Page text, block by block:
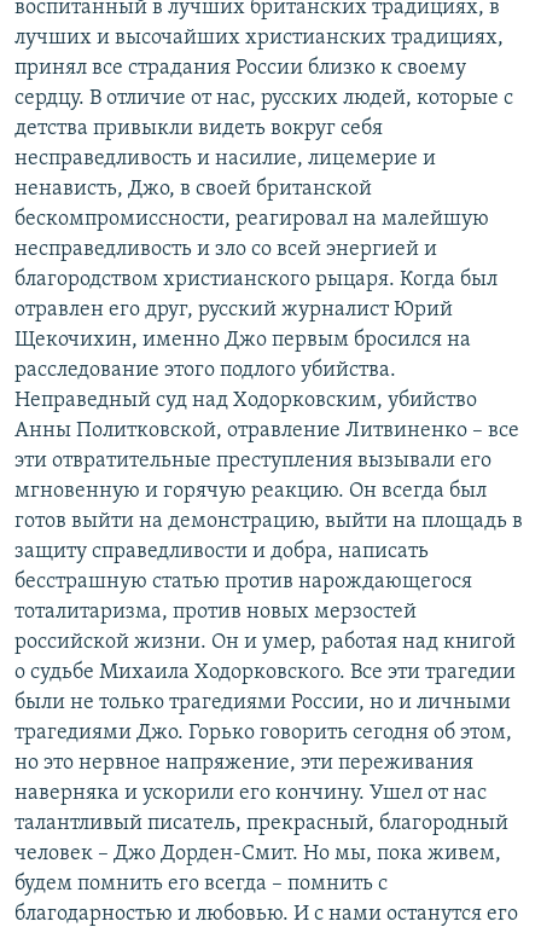
воспитанный в лучших британских традициях, в
лучших и высочайших христианских традициях,
принял все страдания России близко к своему
сердцу. В отличие от нас, русских людей, которые с
детства привыкли видеть вокруг себя
несправедливость и насилие, лицемерие и
ненависть, Джо, в своей британской
бескомпромиссности, реагировал на малейшую
несправедливость и зло со всей энергией и
благородством христианского рыцаря. Когда был
отравлен его друг, русский журналист Юрий
Щекочихин, именно Джо первым бросился на
расследование этого подлого убийства.
Неправедный суд над Ходорковским, убийство
Анны Политковской, отравление Литвиненко – все
эти отвратительные преступления вызывали его
мгновенную и горячую реакцию. Он всегда был
готов выйти на демонстрацию, выйти на площадь в
защиту справедливости и добра, написать
бесстрашную статью против нарождающегося
тоталитаризма, против новых мерзостей
российской жизни. Он и умер, работая над книгой
о судьбе Михаила Ходорковского. Все эти трагедии
были не только трагедиями России, но и личными
трагедиями Джо. Горько говорить сегодня об этом,
но это нервное напряжение, эти переживания
наверняка и ускорили его кончину. Ушел от нас
талантливый писатель, прекрасный, благородный
человек – Джо Дорден-Смит. Но мы, пока живем,
будем помнить его всегда – помнить с
благодарностью и любовью. И с нами останутся его